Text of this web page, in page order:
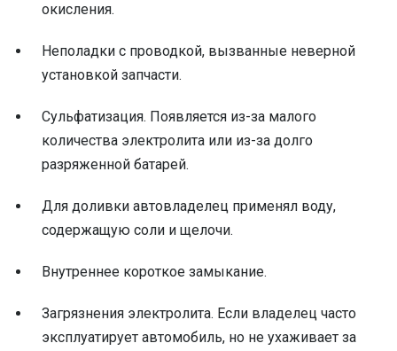
окисления.
Неполадки с проводкой, вызванные неверной
установкой запчасти.
Сульфатизация. Появляется из-за малого
количества электролита или из-за долго
разряженной батарей.
Для доливки автовладелец применял воду,
содержащую соли и щелочи.
Внутреннее короткое замыкание.
Загрязнения электролита. Если владелец часто
эксплуатирует автомобиль, но не ухаживает за